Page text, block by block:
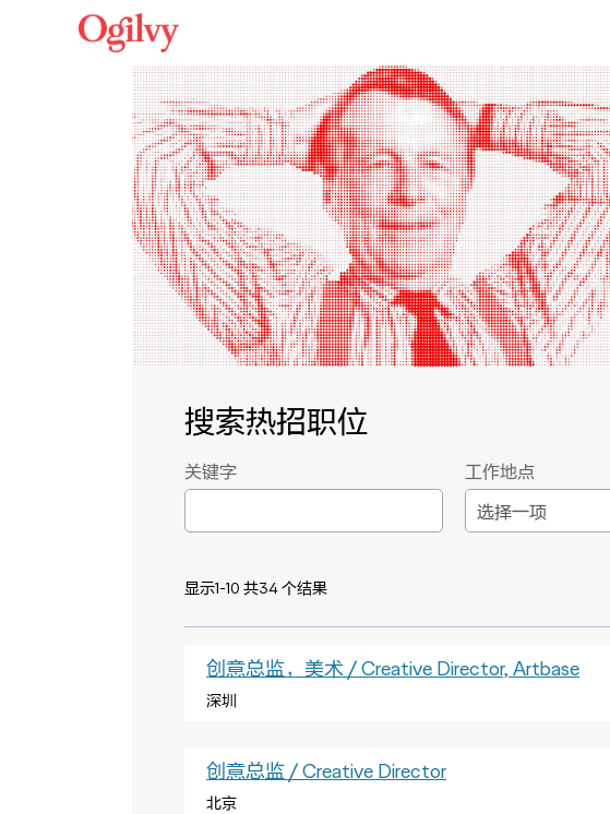
搜索热招职位
搜索热招职位
关键字 工作地点
显示1-10 共34 个结果
创意总监，美术 / Creative Director, Artbase
深圳
创意总监 / Creative Director
北京